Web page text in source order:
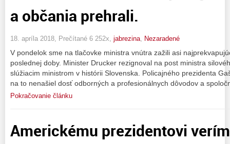
a občania prehrali.
18. apríla 2018, Prečítané 6 252x, jabrezina, Nezaradené
V pondelok sme na tlačovke ministra vnútra zažili asi
poslednej doby. Minister Drucker rezignoval na post ministra
slúžiacim ministrom v histórii Slovenska. Policajného prezidenta
na to nenašiel dosť odborných a profesionálnych dôvodov a
Pokračovanie článku
Americkému prezidentovi